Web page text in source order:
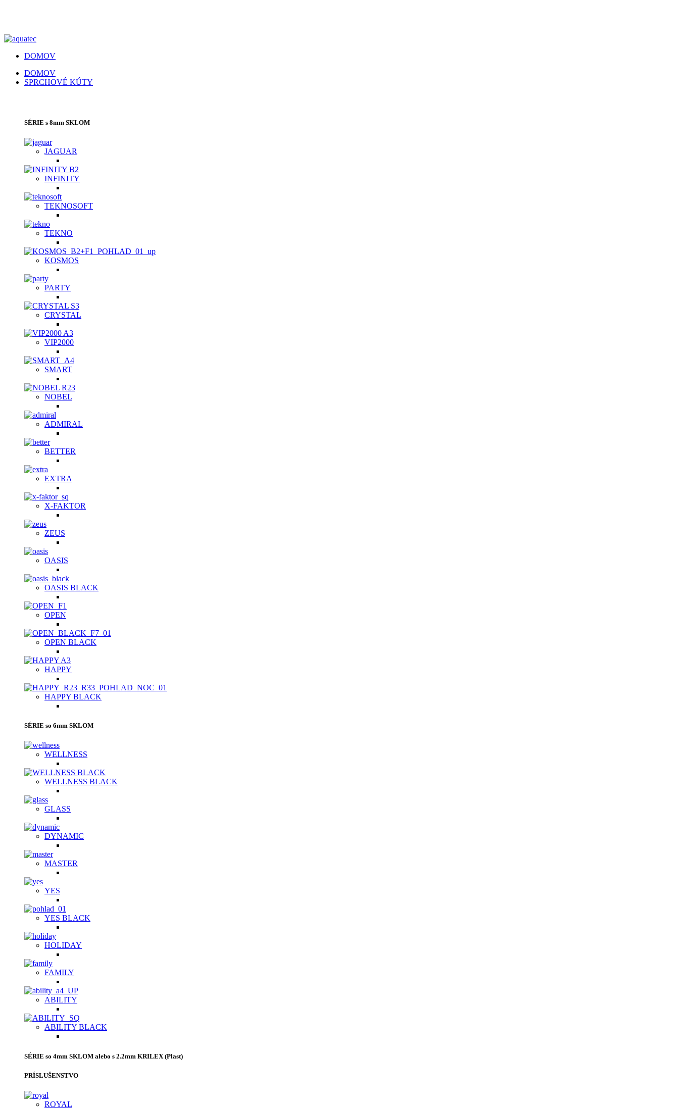
DOMOV
DOMOV
SPRCHOVÉ KÚTY
SÉRIE s 8mm SKLOM
JAGUAR
INFINITY
TEKNOSOFT
TEKNO
KOSMOS
PARTY
CRYSTAL
VIP2000
SMART
NOBEL
ADMIRAL
BETTER
EXTRA
X-FAKTOR
ZEUS
OASIS
OASIS BLACK
OPEN
OPEN BLACK
HAPPY
HAPPY BLACK
SÉRIE so 6mm SKLOM
WELLNESS
WELLNESS BLACK
GLASS
DYNAMIC
MASTER
YES
YES BLACK
HOLIDAY
FAMILY
ABILITY
ABILITY BLACK
SÉRIE so 4mm SKLOM alebo s 2.2mm KRILEX (Plast)
PRÍSLUŠENSTVO
ROYAL